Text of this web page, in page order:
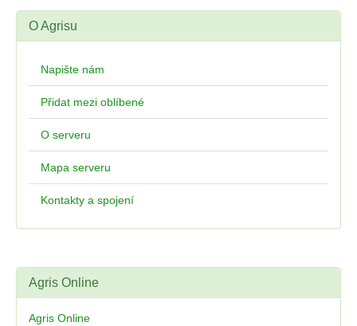
O Agrisu
Napište nám
Přidat mezi oblíbené
O serveru
Mapa serveru
Kontakty a spojení
Agris Online
Agris Online